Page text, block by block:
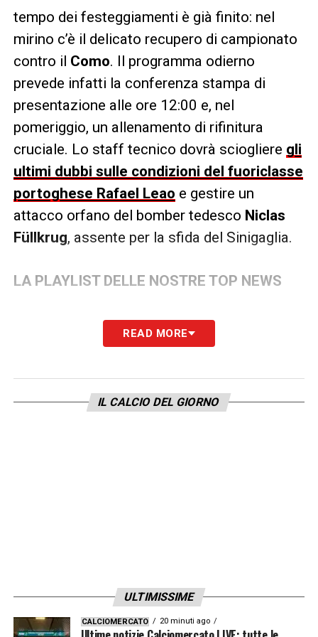
tempo dei festeggiamenti è già finito: nel
mirino c’è il delicato recupero di campionato
contro il Como. Il programma odierno
prevede infatti la conferenza stampa di
presentazione alle ore 12:00 e, nel
pomeriggio, un allenamento di rifinitura
cruciale. Lo staff tecnico dovrà sciogliere gli
ultimi dubbi sulle condizioni del fuoriclasse
portoghese Rafael Leao e gestire un
attacco orfano del bomber tedesco Niclas
Füllkrug, assente per la sfida del Sinigaglia.
LA PLAYLIST DELLE NOSTRE TOP NEWS
READ MORE
IL CALCIO DEL GIORNO
ULTIMISSIME
CALCIOMERCATO 20 minuti ago